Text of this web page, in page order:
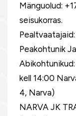
Mänguolud:
seisukorras.
Peakohtunik
kell 14:00
4, Narva)
NARVA JK